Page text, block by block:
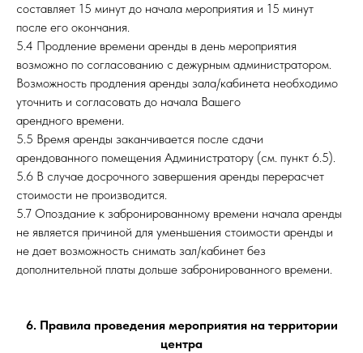
составляет 15 минут до начала мероприятия и 15 минут
после его окончания.
5.4 Продление времени аренды в день мероприятия
возможно по согласованию с дежурным администратором.
Возможность продления аренды зала/кабинета необходимо
уточнить и согласовать до начала Вашего
арендного времени.
5.5 Время аренды заканчивается после сдачи
арендованного помещения Администратору (см. пункт 6.5).
5.6 В случае досрочного завершения аренды перерасчет
стоимости не производится.
5.7 Опоздание к забронированному времени начала аренды
не является причиной для уменьшения стоимости аренды и
не дает возможность снимать зал/кабинет без
дополнительной платы дольше забронированного времени.
6. Правила проведения мероприятия на территории
центра